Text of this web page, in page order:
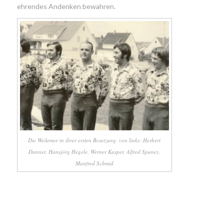
ehrendes Andenken bewahren.
Die Weilemer in ihrer ersten Besetzung. von links: Herbert
Danner, Hansjörg Hegele, Werner Kasper, Alfred Spaney,
Manfred Schmid